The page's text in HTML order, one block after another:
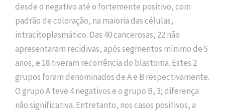
desde o negativo até o fortemente positivo, com
padrão de coloração, na maioria das células,
intracitoplasmático. Das 40 cancerosas, 22 não
apresentaram recidivas, após segmentos mínimo de 5
anos, e 18 tiveram recorrência do blastoma. Estes 2
grupos foram denominados de A e B respectivamente.
O grupo A teve 4 negativos e o grupo B, 3; diferença
não significativa. Entretanto, nos casos positivos, a